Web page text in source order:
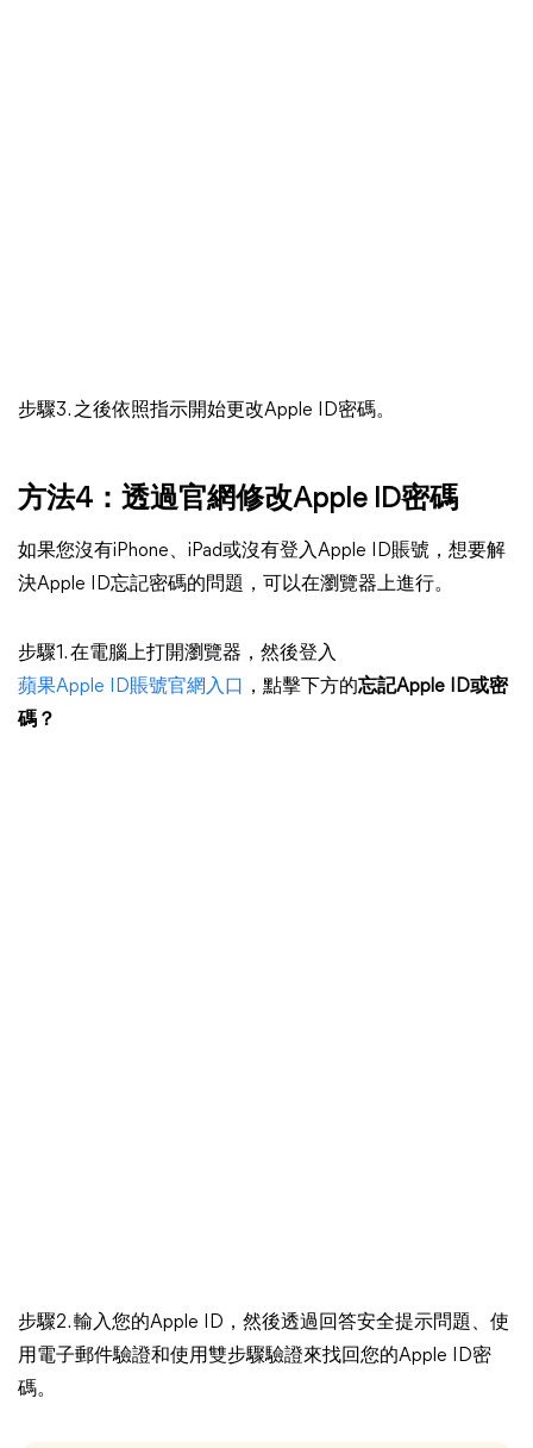
步驟3. 之後依照指示開始更改Apple ID密碼。
方法4：透過官網修改Apple ID密碼
如果您沒有iPhone、iPad或沒有登入Apple ID賬號，想要解
決Apple ID忘記密碼的問題，可以在瀏覽器上進行。
步驟1. 在電腦上打開瀏覽器，然後登入
蘋果Apple ID賬號官網入口
，點擊下方的忘記Apple ID或密
碼？
步驟2. 輸入您的Apple ID，然後透過回答安全提示問題、使
用電子郵件驗證和使用雙步驟驗證來找回您的Apple ID密
碼。